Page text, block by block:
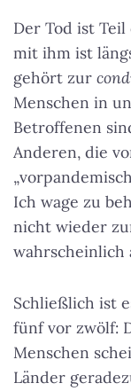
Der Tod ist Teil
mit ihm ist
gehört zur
Menschen in
Betroffenen
Anderen, die
Ich wage zu
nicht wieder
wahrscheinlich
Schließlich ist
fünf vor zwölf:
Menschen
Länder